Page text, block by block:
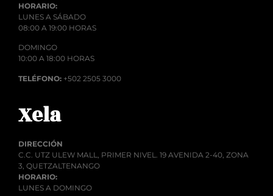
HORARIO:
LUNES A SÁBADO
08:00 A 19:00 HORAS
DOMINGO
10:00 A 18:00 HORAS
TELÉFONO: +502 2505 3000
Xela
DIRECCIÓN
C.C. UTZ ULEW MALL, PRIMER NIVEL. 19 AVENIDA 2-40, ZONA
3, QUETZALTENANGO
HORARIO:
LUNES A DOMINGO